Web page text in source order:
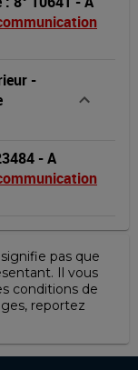
-
-A
pas que
Il vous
conditions de
reportez